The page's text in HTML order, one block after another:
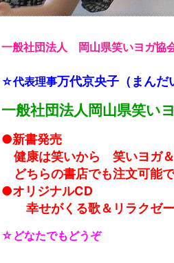
一般社団法人 岡山県笑いヨガ協
☆代表理事万代京央子（まんだ
一般社団法人岡山県笑い
●新書発売
健康は笑いから 笑いヨガ
どちらの書店でも注文可能で
●オリジナルCD
幸せがくる歌＆リラクゼ
☆どなたでもどうぞ